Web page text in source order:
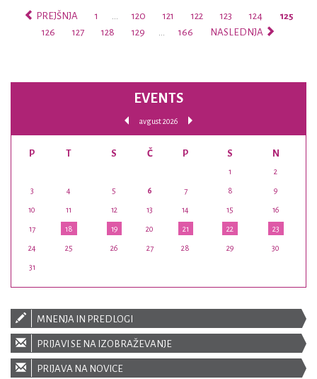
PREJŠNJA 1 … 120 121 122 123 124
125
126
127 128 129 … 166 NASLEDNJA
EVENTS
avgust 2026
P T S Č P S N
1 2
3 4 5 6 7 8 9
10 11 12 13 14 15 16
17 18 19 20 21 22 23
24 25 26 27 28 29 30
31
MNENJA IN PREDLOGI
PRIJAVI SE NA IZOBRAŽEVANJE
PRIJAVA NA NOVICE